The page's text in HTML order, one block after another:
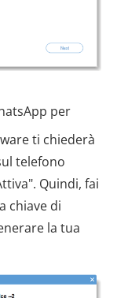
per
ti chiederà
telefono
Quindi, fai
chiave di
la tua